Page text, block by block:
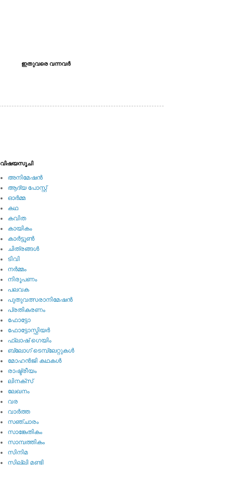
ഇതുവരെ വന്നവര്‍
വിഷയസൂചി
അനിമേഷന്‍
ആദ്യ പോസ്റ്റ്
ഓര്‍മ്മ
കഥ
കവിത
കായികം
കാര്‍ട്ടൂണ്‍
ചിത്രങ്ങള്‍
ടിവി
നര്‍മ്മം
നിരൂപണം
പലവക
പുതുവത്സരാനിമേഷന്‍
പ്രതികരണം
ഫോട്ടോ
ഫോട്ടോസ്ഫിയര്‍
ഫ്ലാഷ്‌ ഗെയിം
ബ്ലോഗ് ടെമ്പ്ലേറ്റുകള്‍
മോഹന്‍ജി കഥകള്‍
രാഷ്ട്രീയം
ലിനക്സ്
ലേഖനം
വര
വാര്‍ത്ത
സഞ്ചാരം
സാങ്കേതികം
സാമ്പത്തികം
സിനിമ
സില്ലി മണ്ടി